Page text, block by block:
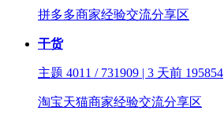
拼多多商家经验交流分享区
干货
主题 4011 / 731909 | 3 天前 195854
淘宝天猫商家经验交流分享区